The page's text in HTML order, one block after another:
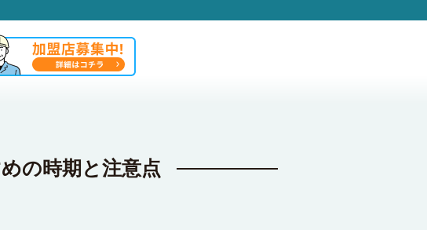
の時期と注意点